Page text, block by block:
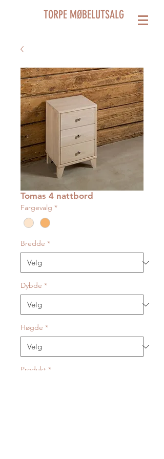
TORPE MØBELUTSALG
Tomas 4 nattbord
Fargevalg *
Bredde *
Dybde *
Høgde *
Produkt *